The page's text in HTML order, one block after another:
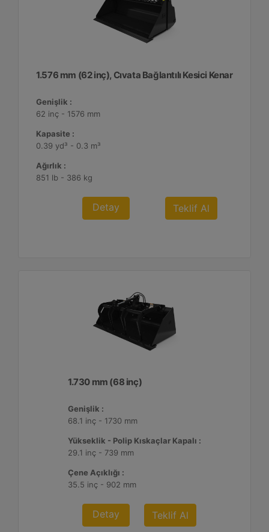
1.576 mm (62 inç), Cıvata Bağlantılı Kesici Kenar
Genişlik :
62 inç - 1576 mm
Kapasite :
0.39 yd³ - 0.3 m³
Ağırlık :
851 lb - 386 kg
Detay Teklif Al
1.730 mm (68 inç)
Genişlik :
68.1 inç - 1730 mm
Yükseklik - Polip Kıskaçlar Kapalı :
29.1 inç - 739 mm
Çene Açıklığı :
35.5 inç - 902 mm
Detay Teklif Al